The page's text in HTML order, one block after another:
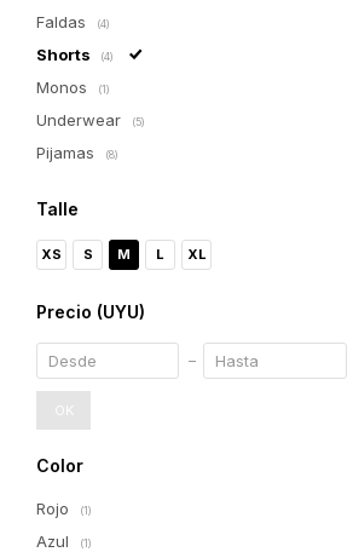
Faldas (4)
Shorts (4)
Monos (1)
Underwear (5)
Pijamas (8)
Talle
XS S M L XL
Precio (UYU)
OK
Color
Rojo (1)
Azul (1)